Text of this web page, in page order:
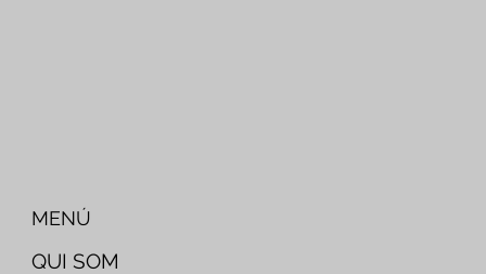
QUI SOM
MENÚ